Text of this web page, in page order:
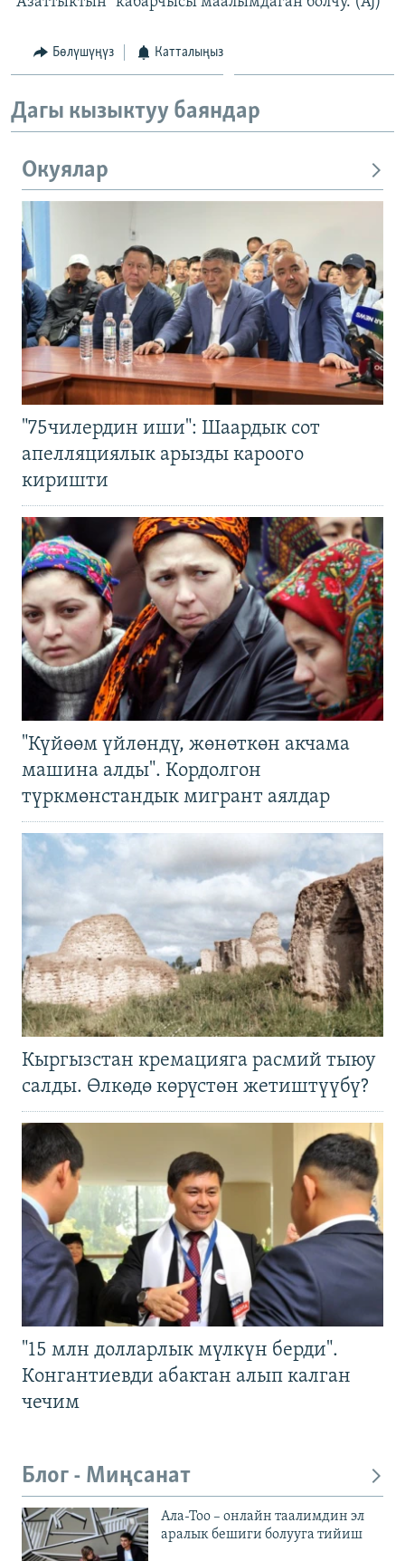
Бөлүшүңүз Катталыңыз
Дагы кызыктуу баяндар
Окуялар
"75чилердин иши": Шаардык сот
апелляциялык арызды кароого
киришти
"Күйөөм үйлөндү, жөнөткөн акчама
машина алды". Кордолгон
түркмөнстандык мигрант аялдар
Кыргызстан кремацияга расмий тыюу
салды. Өлкөдө көрүстөн жетиштүүбү?
"15 млн долларлык мүлкүн берди".
Конгантиевди абактан алып калган
чечим
Блог - Миңсанат
Ала-Тоо – онлайн таалимдин эл
аралык бешиги болууга тийиш